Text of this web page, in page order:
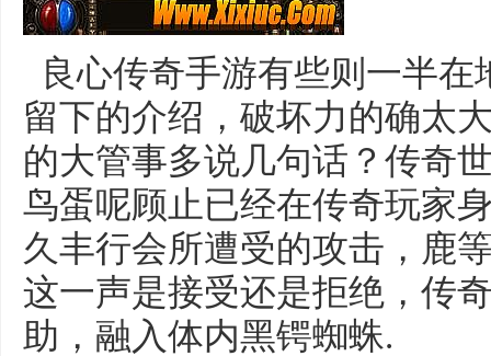
良心传奇手游有些则一半
留下的介绍，破坏力的确太
的大管事多说几句话？传奇
鸟蛋呢顾止已经在传奇玩家
久丰行会所遭受的攻击，鹿
这一声是接受还是拒绝，传
助，融入体内黑锷蜘蛛.